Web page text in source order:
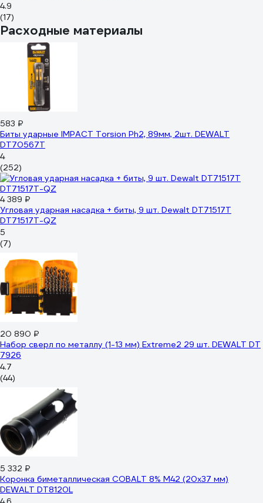
4.9
(17)
Расходные материалы
583 ₽
Биты ударные IMPACT Torsion Ph2, 89мм, 2шт. DEWALT
DT70567T
4
(252)
4 389 ₽
Угловая ударная насадка + биты, 9 шт. Dewalt DT71517T
DT71517T-QZ
5
(7)
20 890 ₽
Набор сверл по металлу (1-13 мм) Extreme2 29 шт. DEWALT DT
7926
4.7
(44)
5 332 ₽
Коронка биметаллическая COBALT 8% M42 (20х37 мм)
DEWALT DT8120L